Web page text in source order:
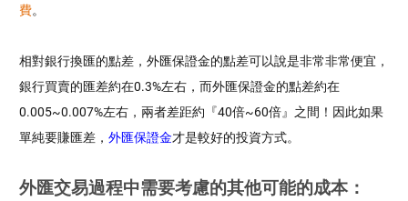
費。
相對銀行換匯的點差，外匯保證金的點差可以說是非常非常便宜，
銀行買賣的匯差約在0.3%左右，而外匯保證金的點差約在
0.005~0.007%左右，兩者差距約『40倍~60倍』之間！因此如果
單純要賺匯差， 外匯保證金才是較好的投資方式。
外匯交易過程中需要考慮的其他可能的成本：